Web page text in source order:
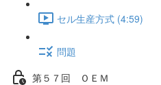
セル生産方式 (4:59)
問題
第５７回 ＯＥＭ